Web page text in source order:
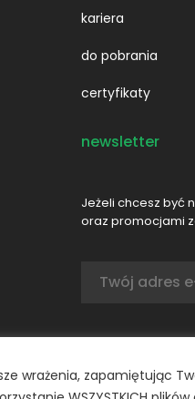
wrażenia, zapamiętując
kariera
do pobrania
certyfikaty
newsletter
Jeżeli chcesz być
oraz promocjami
Adres